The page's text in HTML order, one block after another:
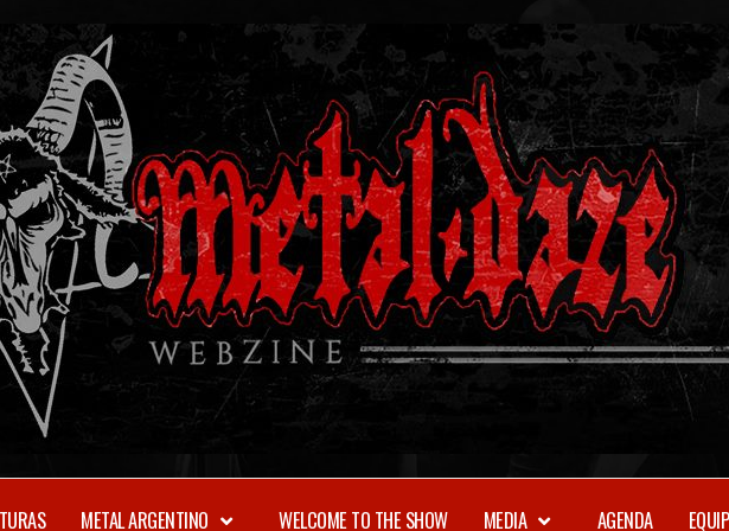
METAL ARGENTINO WELCOME TO THE SHOW MEDIA AGENDA